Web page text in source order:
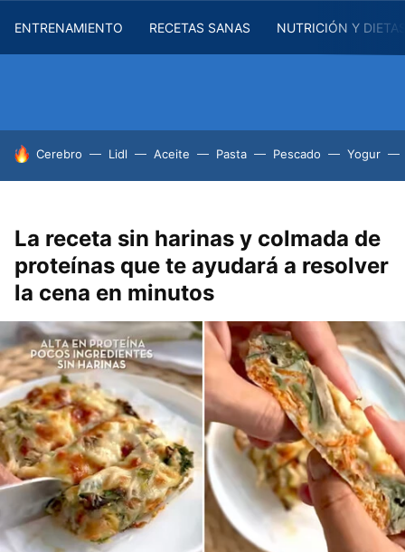
ENTRENAMIENTO RECETAS SANAS NUTRICIÓN Y
HOY SE HABLA DE
Cerebro Lidl Aceite Pasta Pescado Yogur
La receta sin harinas y colmada de
proteínas que te ayudará a resolver
la cena en minutos